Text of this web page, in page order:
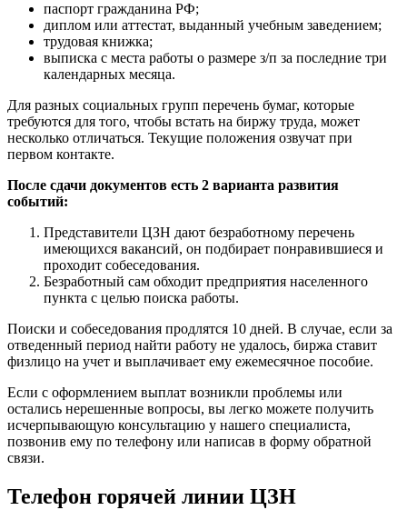
паспорт гражданина РФ;
диплом или аттестат, выданный учебным заведением;
трудовая книжка;
выписка с места работы о размере з/п за последние три
календарных месяца.
Для разных социальных групп перечень бумаг, которые
требуются для того, чтобы встать на биржу труда, может
несколько отличаться. Текущие положения озвучат при
первом контакте.
После сдачи документов есть 2 варианта развития
событий:
Представители ЦЗН дают безработному перечень
имеющихся вакансий, он подбирает понравившиеся и
проходит собеседования.
Безработный сам обходит предприятия населенного
пункта с целью поиска работы.
Поиски и собеседования продлятся 10 дней. В случае, если за
отведенный период найти работу не удалось, биржа ставит
физлицо на учет и выплачивает ему ежемесячное пособие.
Если с оформлением выплат возникли проблемы или
остались нерешенные вопросы, вы легко можете получить
исчерпывающую консультацию у нашего специалиста,
позвонив ему по телефону или написав в форму обратной
связи.
Телефон горячей линии ЦЗН